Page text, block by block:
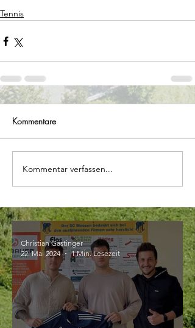
Tennis
Kommentare
Kommentar verfassen...
Christian Gastinger
22. Mai 2024
1 Min. Lesezeit